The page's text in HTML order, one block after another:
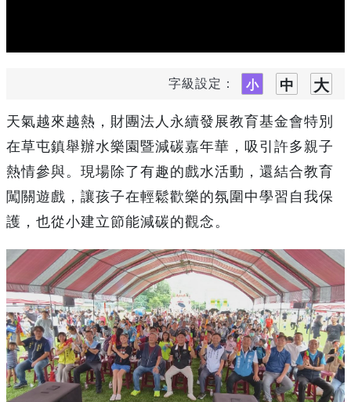
字級設定：
天氣越來越熱，財團法人永續發展教育基金會特別
在草屯鎮舉辦水樂園暨減碳嘉年華，吸引許多親子
熱情參與。現場除了有趣的戲水活動，還結合教育
闖關遊戲，讓孩子在輕鬆歡樂的氛圍中學習自我保
護，也從小建立節能減碳的觀念。